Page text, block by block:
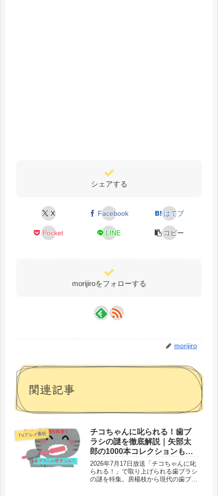
シェアする
X Facebook はてブ
Pocket LINE コピー
morijiroをフォローする
morijiro
関連記事
TVグルメ番組
チコちゃんに叱られる！歯ブ
ラシの謎を徹底解説｜矢部太
郎の1000本コレクションも紹
介
2026年7月17日放送「チコちゃんに叱
られる！」で取り上げられる歯ブラシ
の謎を特集。房楊枝から現代の歯ブラ